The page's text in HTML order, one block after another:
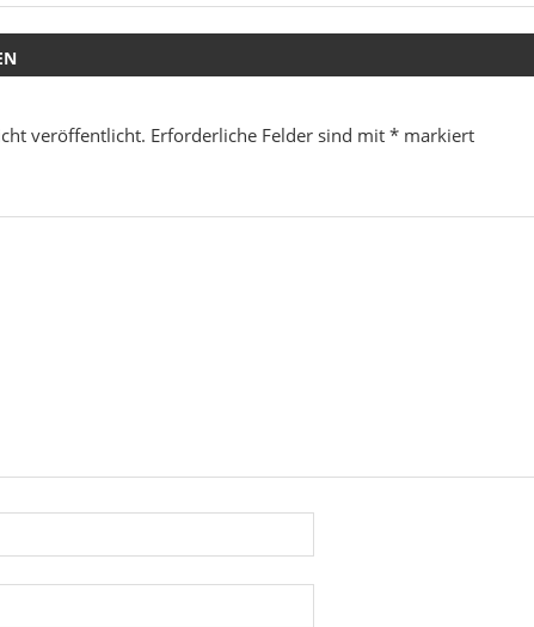
Beitrag:
veröffentlicht. Erforderliche Felder sind mit * markiert